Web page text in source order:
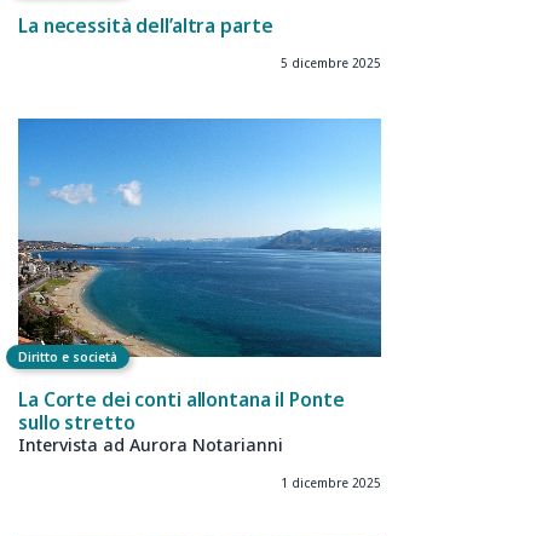
La necessità dell’altra parte
5 dicembre 2025
Diritto e società
La Corte dei conti allontana il Ponte
sullo stretto
Intervista ad Aurora Notarianni
1 dicembre 2025